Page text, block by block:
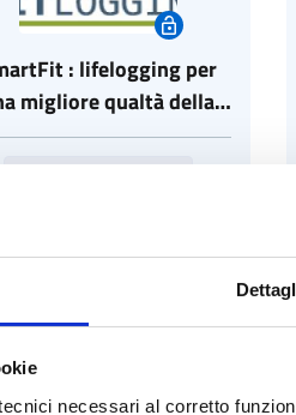
necessari al corretto
: lifelogging per
migliore qualtà della
vita